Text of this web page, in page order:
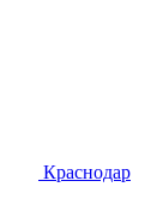
Краснодар